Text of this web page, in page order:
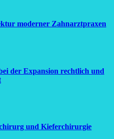
moderner Zahnarztpraxen
der Expansion rechtlich und
und Kieferchirurgie